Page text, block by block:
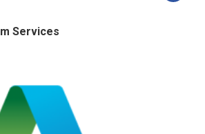
Services